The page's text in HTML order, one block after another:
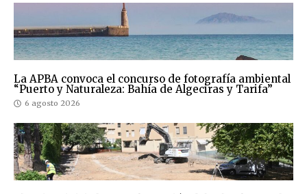
La APBA convoca el concurso de fotografía ambiental
“Puerto y Naturaleza: Bahía de Algeciras y Tarifa”
6 agosto 2026